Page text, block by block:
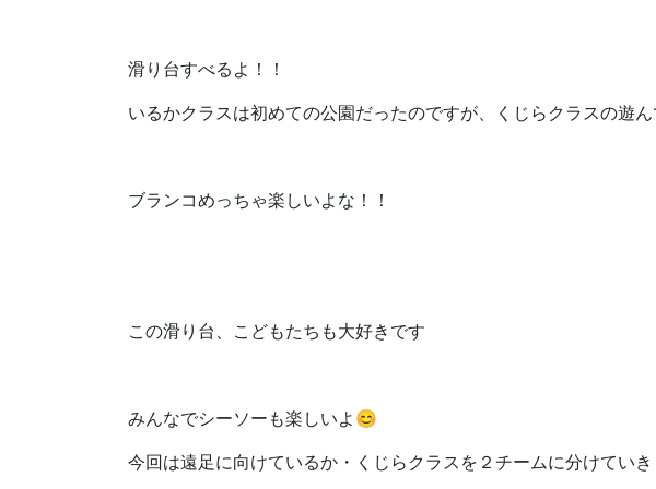
滑り台すべるよ！！
いるかクラスは初めての公園だったのですが、くじらクラスの遊
ブランコめっちゃ楽しいよな！！
この滑り台、こどもたちも大好きです
みんなでシーソーも楽しいよ😊
今回は遠足に向けているか・くじらクラスを２チームに分けていき